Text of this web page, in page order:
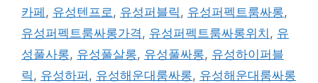
카페 , 유성텐프로 , 유성퍼블릭 , 유성퍼펙트룸싸롱,
유성퍼펙트룸싸롱가격 , 유성퍼펙트룸싸롱위치 , 유
성풀사롱, 유성풀살롱, 유성풀싸롱, 유성하이퍼블
릭 , 유성하퍼 , 유성해운대룸싸롱, 유성해운대룸싸롱